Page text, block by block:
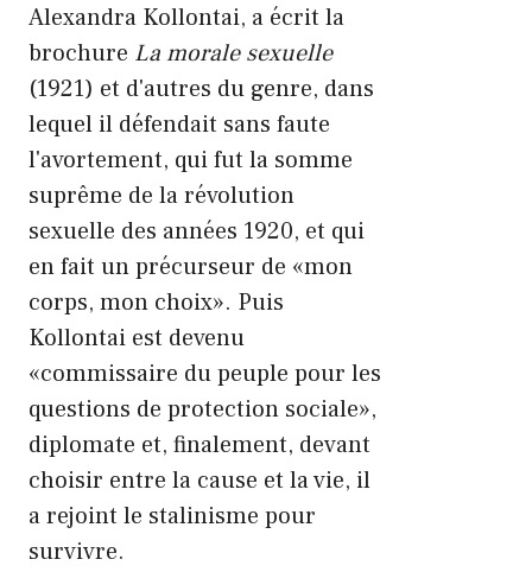
Alexandra Kollontai, a écrit la
brochure La morale sexuelle
(1921) et d'autres du genre, dans
lequel il défendait sans faute
l'avortement, qui fut la somme
suprême de la révolution
sexuelle des années 1920, et qui
en fait un précurseur de «mon
corps, mon choix». Puis
Kollontai est devenu
«commissaire du peuple pour les
questions de protection sociale»,
diplomate et, finalement, devant
choisir entre la cause et la vie, il
a rejoint le stalinisme pour
survivre.